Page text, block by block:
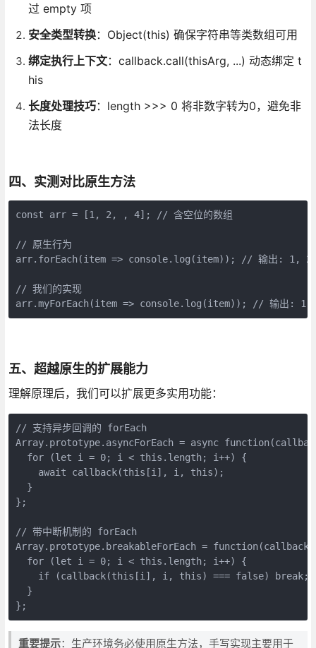
过 empty 项
安全类型转换：Object(this) 确保字符串等类数组可用
绑定执行上下文：callback.call(thisArg, ...) 动态绑定 t
his
长度处理技巧：length >>> 0 将非数字转为0，避免非
法长度
四、实测对比原生方法
const arr = [1, 2, , 4]; // 含空位的数组
// 原生行为
arr.forEach(item => console.log(item)); // 输出: 1,
// 我们的实现
arr.myForEach(item => console.log(item)); // 输出: 1,
五、超越原生的扩展能力
理解原理后，我们可以扩展更多实用功能：
// 支持异步回调的 forEach
Array.prototype.asyncForEach = async
  for (let i = 0; i < this.length; i++) {
    await callback(this[i], i, this);
  }
};
// 带中断机制的 forEach
Array.prototype.breakableForEach =
  for (let i = 0; i < this.length; i++) {
    if (callback(this[i], i, this) === false) break;
  }
};
重要提示：生产环境务必使用原生方法，手写实现主要用于